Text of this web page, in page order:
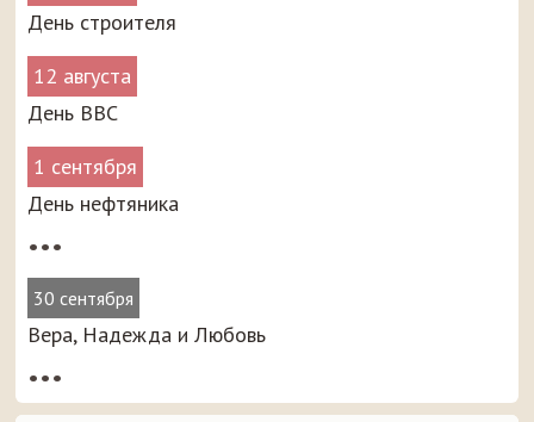
День строителя
12 августа
День ВВС
1 сентября
День нефтяника
•••
30 сентября
Вера, Надежда и Любовь
•••